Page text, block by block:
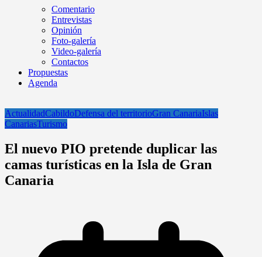
Comentario
Entrevistas
Opinión
Foto-galería
Video-galería
Contactos
Propuestas
Agenda
ActualidadCabildoDefensa del territorioGran CanariaIslas
CanariasTurismo
El nuevo PIO pretende duplicar las
camas turísticas en la Isla de Gran
Canaria